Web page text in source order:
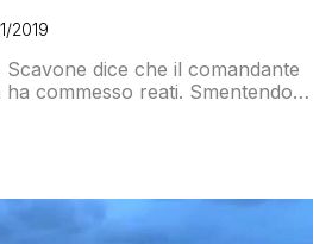
2019
dice che il comandante
commesso reati. Smentendo